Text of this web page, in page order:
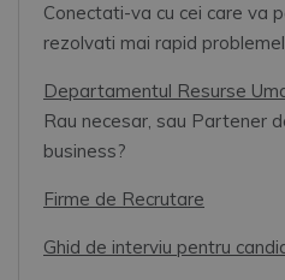
Conectati-va cu cei care va
rezolvati mai rapid
Departamentul Resurse
Rau necesar, sau Partener
business?
Firme de Recrutare
Ghid de interviu pentru